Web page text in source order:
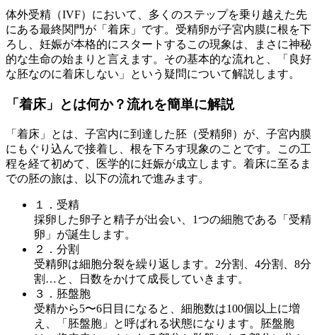
体外受精（IVF）において、多くのステップを乗り越えた先
にある最終関門が「着床」です。受精卵が子宮内膜に根を下
ろし、妊娠が本格的にスタートするこの現象は、まさに神秘
的な生命の始まりと言えます。その基本的な流れと、「良好
な胚なのに着床しない」という疑問について解説します。
「着床」とは何か？流れを簡単に解説
「着床」とは、子宮内に到達した胚（受精卵）が、 子宮内膜
にもぐり込んで接着し、根を下ろす現象のことです。この工
程を経て初めて、医学的に妊娠が成立します。着床に至るま
での胚の旅は、以下の流れで進みます。
１．受精
採卵した卵子と精子が出会い、1つの細胞である「受精
卵」が誕生します。
２．分割
受精卵は細胞分裂を繰り返します。2分割、4分割、8分
割…と、日数をかけて成長していきます。
３．胚盤胞
受精から5〜6日目になると、細胞数は100個以上に増
え、「胚盤胞」と呼ばれる状態になります。胚盤胞